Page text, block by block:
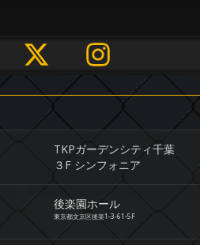
TKPガーデンシティ千葉
３F シンフォニア
後楽園ホール
東京都文京区後楽1-3-61-5F